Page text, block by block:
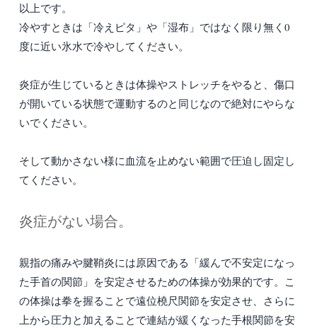
以上です。
冷やすときは「冷えピタ」や「湿布」ではなく限り無く0
度に近い氷水で冷やしてください。
炎症が生じているときは体操やストレッチをやると、傷口
が開いている状態で運動するのと同じなので絶対にやらな
いでください。
そして動かさない様に血流を止めない範囲で圧迫し固定し
てください。
炎症がない場合。
親指の痛みや腱鞘炎には原因である「緩んで不安定になっ
た手首の関節」を安定させるための体操が効果的です。こ
の体操は拳を握ることで遠位橈尺関節を安定させ、さらに
上から圧力と加えることで連結が緩くなった手根関節を安